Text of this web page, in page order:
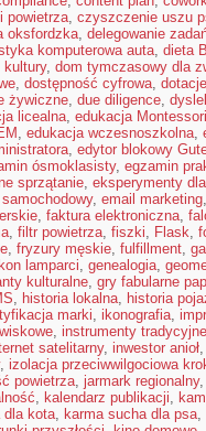
powietrza, czyszczenie uszu
oksfordzka, delegowanie
komputerowa auta, dieta
kultury, dom tymczasowy dla
, dostępność cyfrowa,
żywiczne, due diligence,
licealna, edukacja Montessori
, edukacja wczesnoszkolna,
, edytor blokowy
ósmoklasisty, egzamin
sprzątanie, eksperymenty
, email marketing
, faktura elektroniczna,
, filtr powietrza, fiszki, Flask,
, fryzury męskie, fulfillment,
lamparci, genealogia,
kulturalne, gry fabularne
, historia lokalna, historia
marki, ikonografia,
, instrumenty tradycyjne
satelitarny, inwestor anioł
, izolacja przeciwwilgociowa
powietrza, jarmark regionalny
, kalendarz publikacji,
dla kota, karma sucha dla psa,